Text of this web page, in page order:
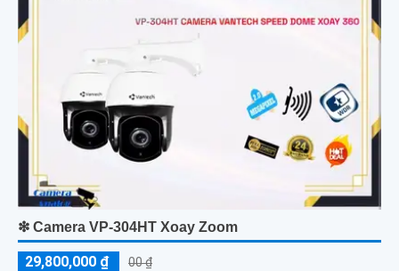
❇ Camera VP-304HT Xoay Zoom
29,800,000 ₫ 00 ₫